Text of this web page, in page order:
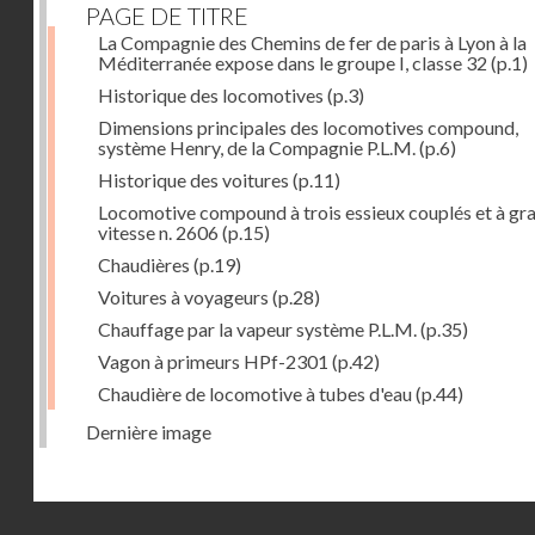
PAGE DE TITRE
La Compagnie des Chemins de fer de paris à Lyon à la
Méditerranée expose dans le groupe I, classe 32 (p.1)
Historique des locomotives (p.3)
Dimensions principales des locomotives compound,
système Henry, de la Compagnie P.L.M. (p.6)
Historique des voitures (p.11)
Locomotive compound à trois essieux couplés et à
vitesse n. 2606 (p.15)
Chaudières (p.19)
Voitures à voyageurs (p.28)
Chauffage par la vapeur système P.L.M. (p.35)
Vagon à primeurs HPf-2301 (p.42)
Chaudière de locomotive à tubes d'eau(p.44)
Dernière image